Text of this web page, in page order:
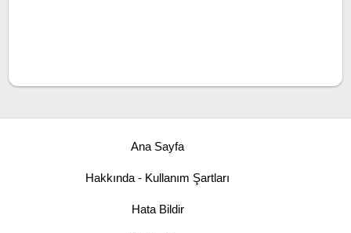
Ana Sayfa
Hakkında - Kullanım Şartları
Hata Bildir